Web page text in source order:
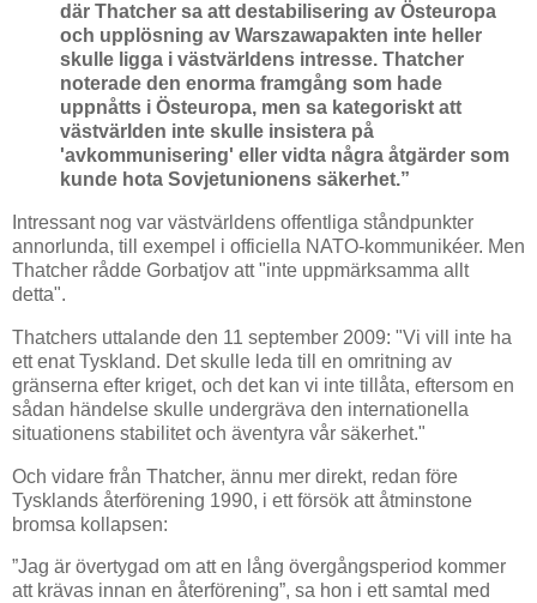
där Thatcher sa att destabilisering av Östeuropa
och upplösning av Warszawapakten inte heller
skulle ligga i västvärldens intresse. Thatcher
noterade den enorma framgång som hade
uppnåtts i Östeuropa, men sa kategoriskt att
västvärlden inte skulle insistera på
'avkommunisering' eller vidta några åtgärder som
kunde hota Sovjetunionens säkerhet.”
Intressant nog var västvärldens offentliga ståndpunkter
annorlunda, till exempel i officiella NATO-kommunikéer. Men
Thatcher rådde Gorbatjov att "inte uppmärksamma allt
detta".
Thatchers uttalande den 11 september 2009: "Vi vill inte ha
ett enat Tyskland. Det skulle leda till en omritning av
gränserna efter kriget, och det kan vi inte tillåta, eftersom en
sådan händelse skulle undergräva den internationella
situationens stabilitet och äventyra vår säkerhet."
Och vidare från Thatcher, ännu mer direkt, redan före
Tysklands återförening 1990, i ett försök att åtminstone
bromsa kollapsen:
”Jag är övertygad om att en lång övergångsperiod kommer
att krävas innan en återförening”, sa hon i ett samtal med